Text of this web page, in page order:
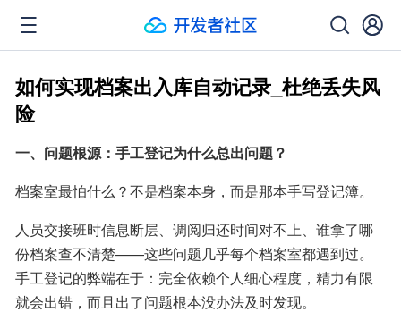
如何实现档案出入库自动记录_杜绝丢失风
险
一、问题根源：手工登记为什么总出问题？
档案室最怕什么？不是档案本身，而是那本手写登记簿。
人员交接班时信息断层、调阅归还时间对不上、谁拿了哪
份档案查不清楚——这些问题几乎每个档案室都遇到过。
手工登记的弊端在于：完全依赖个人细心程度，精力有限
就会出错，而且出了问题根本没办法及时发现。